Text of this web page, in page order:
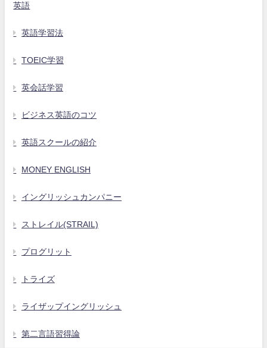
英語
英語学習法
TOEIC学習
英会話学習
ビジネス英語のコツ
英語スクールの紹介
MONEY ENGLISH
イングリッシュカンパニー
ストレイル(STRAIL)
プログリット
トライズ
ライザップイングリッシュ
第二言語習得論